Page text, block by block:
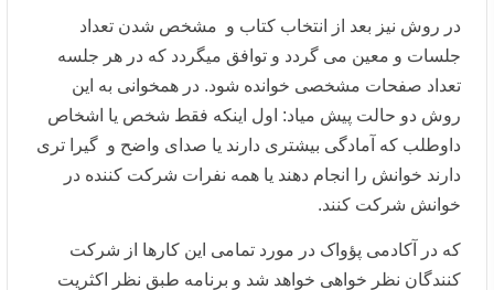
در روش نیز بعد از انتخاب کتاب و مشخص شدن تعداد
جلسات و معین می گردد و توافق میگردد که در هر جلسه
تعداد صفحات مشخصی خوانده شود. در همخوانی به این
روش دو حالت پیش میاد: اول اینکه فقط شخص یا اشخاص
داوطلب که آمادگی بیشتری دارند یا صدای واضح و گیرا تری
دارند خوانش را انجام دهند یا همه نفرات شرکت کننده در
خوانش شرکت کنند.
که در آکادمی پؤواک در مورد تمامی این کارها از شرکت
کنندگان نظر خواهی خواهد شد و برنامه طبق نظر اکثریت